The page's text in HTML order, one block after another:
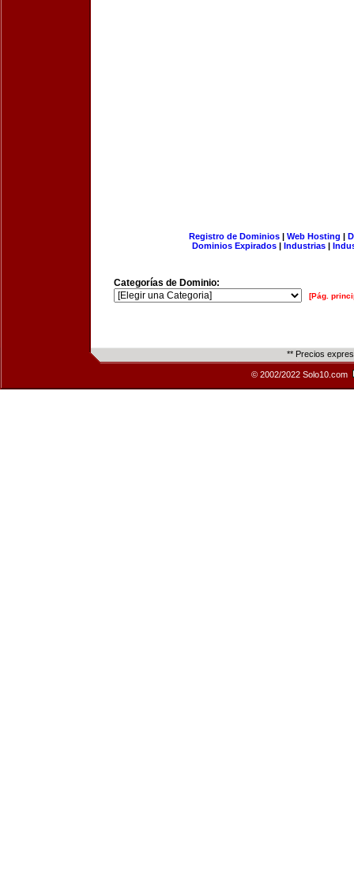
Registro de Dominios| Web Hosting |
Dominios Expirados | Industrias |
Categorías de Dominio:
[Pág.
** Precios
© 2002/2022 Solo10.com